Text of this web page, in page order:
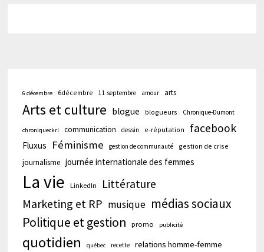
6 décembre 6décembre 11 septembre amour arts
Arts et culture blogue blogueurs Chronique-Dumont
chroniqueckrl communication dessin e-réputation facebook
Fluxus Féminisme gestion de communauté gestion de crise
journalisme journée internationale des femmes
La vie LinkedIn Littérature
Marketing et RP musique médias sociaux
Politique et gestion
promo publicité
quotidien québec recette relations homme-femme